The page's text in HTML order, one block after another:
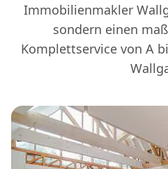
Immobilienmakler
sondern einen
Komplettservice von A